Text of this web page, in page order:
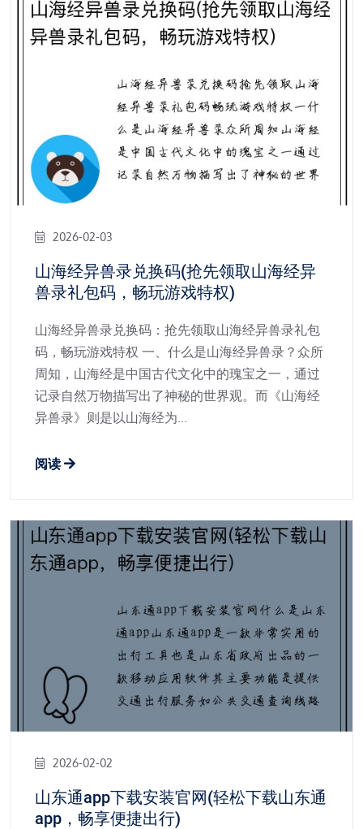
2026-02-03
山海经异兽录兑换码(抢先领取山海经异
兽录礼包码，畅玩游戏特权)
山海经异兽录兑换码：抢先领取山海经异兽录礼包
码，畅玩游戏特权 一、什么是山海经异兽录？众所
周知，山海经是中国古代文化中的瑰宝之一，通过
记录自然万物描写出了神秘的世界观。而《山海经
异兽录》则是以山海经为...
阅读
2026-02-02
山东通app下载安装官网(轻松下载山东通
app，畅享便捷出行)